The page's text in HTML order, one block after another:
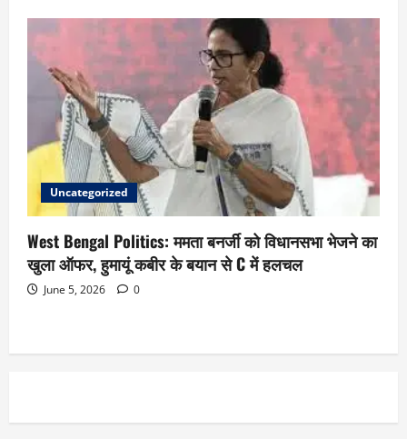
Uncategorized
West Bengal Politics: ममता बनर्जी को विधानसभा भेजने का
खुला ऑफर, हुमायूं कबीर के बयान से C में हलचल
June 5, 2026 0